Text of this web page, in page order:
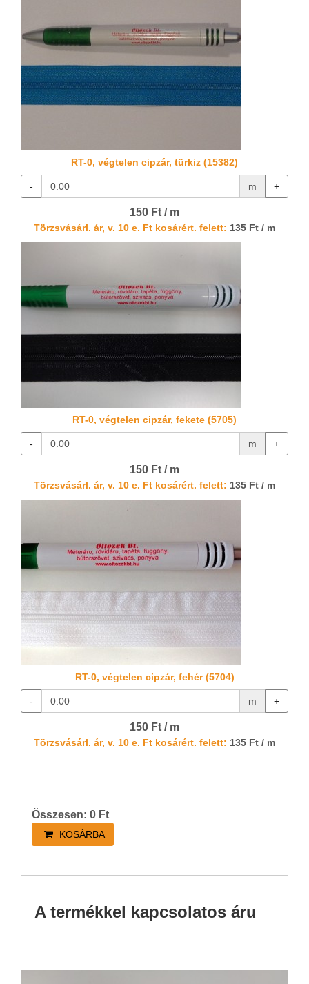
RT-0, végtelen cipzár, türkiz (15382)
- m +
150 Ft / m
Törzsvásárl. ár, v. 10 e. Ft kosárért. felett: 135 Ft / m
RT-0, végtelen cipzár, fekete (5705)
- m +
150 Ft / m
Törzsvásárl. ár, v. 10 e. Ft kosárért. felett: 135 Ft / m
RT-0, végtelen cipzár, fehér (5704)
- m +
150 Ft / m
Törzsvásárl. ár, v. 10 e. Ft kosárért. felett: 135 Ft / m
Összesen: 0 Ft
KOSÁRBA
A termékkel kapcsolatos áru